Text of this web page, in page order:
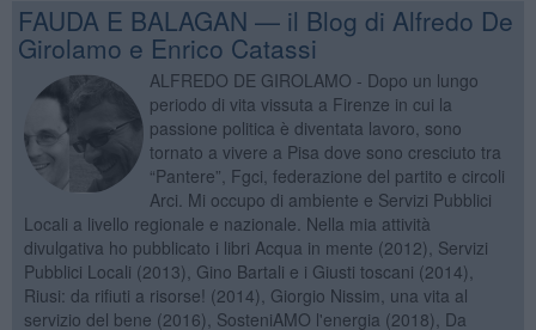
FAUDA E BALAGAN — il Blog di Alfredo De
Girolamo e Enrico Catassi
ALFREDO DE GIROLAMO - Dopo un lungo
periodo di vita vissuta a Firenze in cui la
passione politica è diventata lavoro, sono
tornato a vivere a Pisa dove sono cresciuto tra
“Pantere”, Fgci, federazione del partito e circoli
Arci. Mi occupo di ambiente e Servizi Pubblici
Locali a livello regionale e nazionale. Nella mia attività
divulgativa ho pubblicato i libri Acqua in mente (2012), Servizi
Pubblici Locali (2013), Gino Bartali e i Giusti toscani (2014),
Riusi: da rifiuti a risorse! (2014), Giorgio Nissim, una vita al
servizio del bene (2016), SosteniAMO l'energia (2018), Da